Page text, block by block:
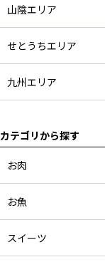
山陰エリア
せとうちエリア
九州エリア
カテゴリから探す
お肉
お魚
スイーツ